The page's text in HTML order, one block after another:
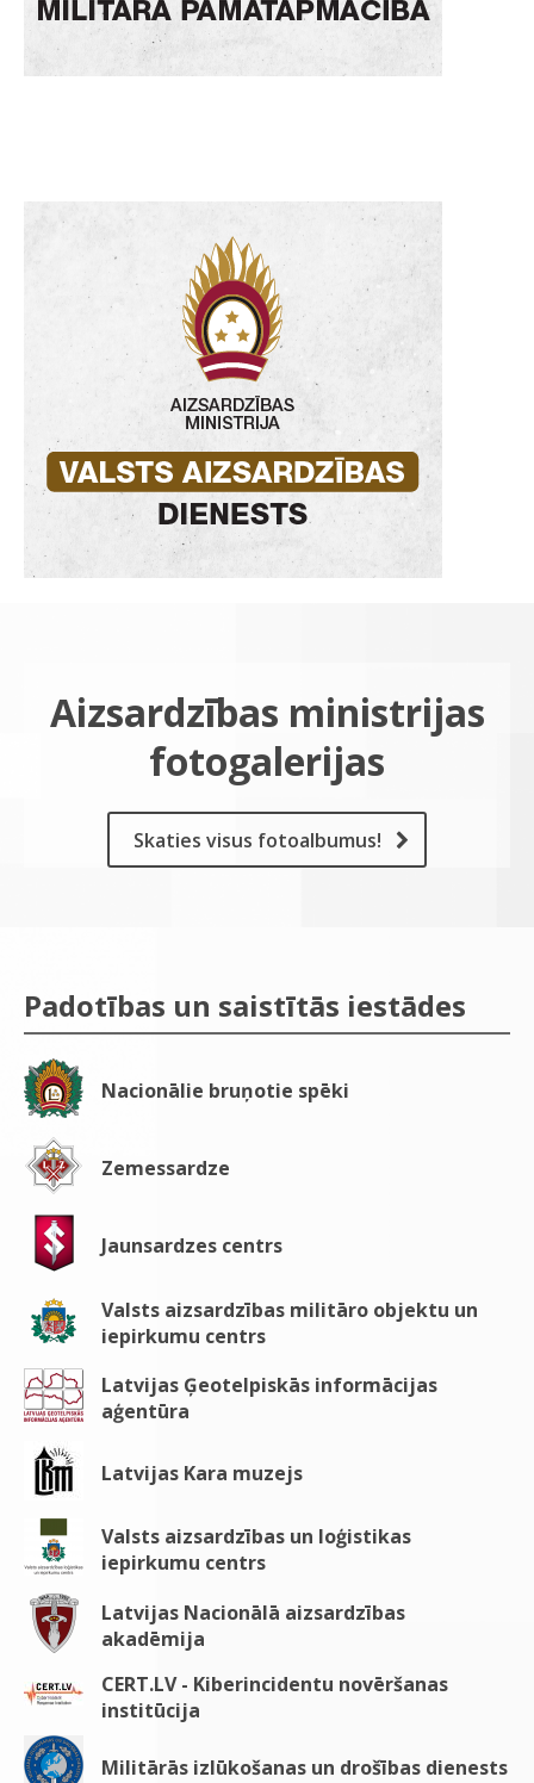
Aizsardzības ministrijas
fotogalerijas
Skaties visus fotoalbumus!
Padotības un saistītās iestādes
Nacionālie bruņotie spēki
Zemessardze
Jaunsardzes centrs
Valsts aizsardzības militāro objektu un
iepirkumu centrs
Latvijas Ģeotelpiskās informācijas
aģentūra
Latvijas Kara muzejs
Valsts aizsardzības un loģistikas
iepirkumu centrs
Latvijas Nacionālā aizsardzības
akadēmija
CERT.LV - Kiberincidentu novēršanas
institūcija
Militārās izlūkošanas un drošības dienests